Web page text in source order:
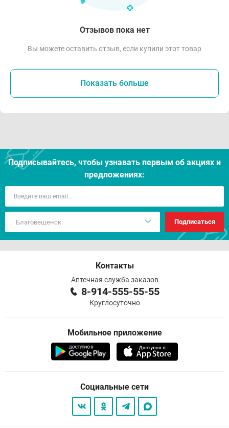
Отзывов пока нет
Вы можете оставить отзыв, если купили этот товар
Показать больше
Подписывайтесь, чтобы узнавать первым об акцияx и
предложениях:
Подписаться
Контакты
Аптечная служба заказов
8-914-555-55-55
Круглосуточно
Мобильное приложение
Социальные сети